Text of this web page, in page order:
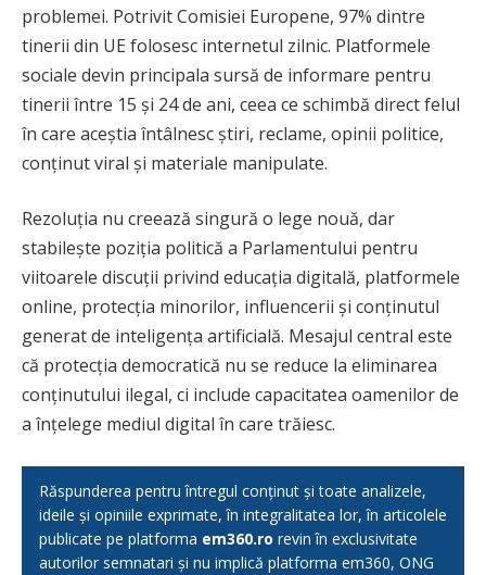
problemei. Potrivit Comisiei Europene, 97% dintre
tinerii din UE folosesc internetul zilnic. Platformele
sociale devin principala sursă de informare pentru
tinerii între 15 și 24 de ani, ceea ce schimbă direct felul
în care aceștia întâlnesc știri, reclame, opinii politice,
conținut viral și materiale manipulate.
Rezoluția nu creează singură o lege nouă, dar
stabilește poziția politică a Parlamentului pentru
viitoarele discuții privind educația digitală, platformele
online, protecția minorilor, influencerii și conținutul
generat de inteligența artificială. Mesajul central este
că protecția democratică nu se reduce la eliminarea
conținutului ilegal, ci include capacitatea oamenilor de
a înțelege mediul digital în care trăiesc.
Răspunderea pentru întregul conținut și toate analizele,
ideile și opiniile exprimate, în integralitatea lor, în articolele
publicate pe platforma em360.ro revin în exclusivitate
autorilor semnatari și nu implică platforma em360, ONG